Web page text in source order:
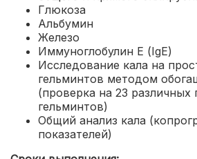
Глюкоза
Альбумин
Железо
Иммуноглобулин Е (IgE)
Исследование кала на
гельминтов методом
(проверка на 23
гельминтов)
Общий анализ кала
показателей)